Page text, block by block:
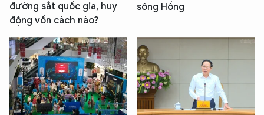
đường sắt quốc gia, huy
động vốn cách nào?
sông Hồng